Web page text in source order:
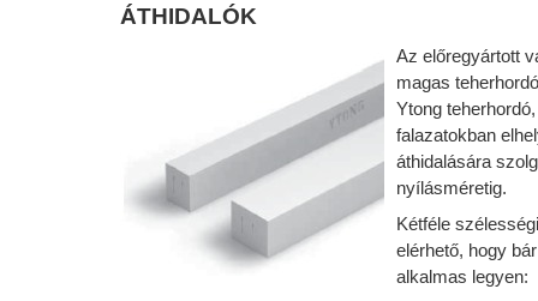
ÁTHIDALÓK
Az előregyártott
magas
Ytong
falazatokban
áthidalására
nyílásméretig.
Kétféle
elérhető, hogy
alkalmas legyen: